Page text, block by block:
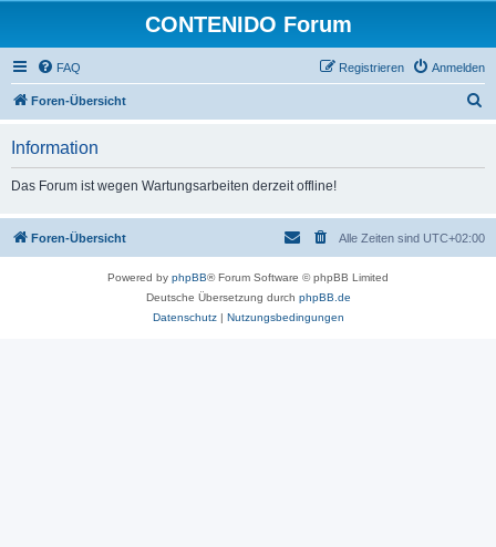
CONTENIDO Forum
FAQ Anmelden
Registrieren
Foren-Übersicht
Information
Das Forum ist wegen Wartungsarbeiten derzeit offline!
Foren-Übersicht Alle Zeiten sind UTC+02:00
Powered by phpBB® Forum Software © phpBB Limited
Deutsche Übersetzung durch phpBB.de
Datenschutz| Nutzungsbedingungen